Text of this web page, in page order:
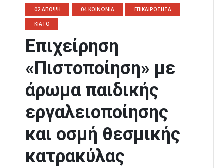
02.ΑΠΟΨΗ 04.ΚΟΙΝΩΝΙΑ ΕΠΙΚΑΙΡΟΤΗΤΑ
ΚΙΑΤΟ
Επιχείρηση
«Πιστοποίηση» με
άρωμα παιδικής
εργαλειοποίησης
και οσμή θεσμικής
κατρακύλας